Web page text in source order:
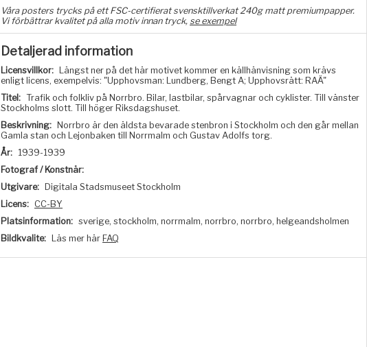
Våra posters trycks på ett FSC-certifierat svensktillverkat 240g matt premiumpapper.
Vi förbättrar kvalitet på alla motiv innan tryck, se exempel
Detaljerad information
Licensvillkor:
Längst ner på det här motivet kommer en källhänvisning som krävs
enligt licens, exempelvis: "Upphovsman: Lundberg, Bengt A; Upphovsrätt: RAÄ"
Titel: Trafik och folkliv på Norrbro. Bilar, lastbilar, spårvagnar och cyklister. Till vänster
Stockholms slott. Till höger Riksdagshuset.
Beskrivning:
Norrbro är den äldsta bevarade stenbron i Stockholm och den går mellan
Gamla stan och Lejonbaken till Norrmalm och Gustav Adolfs torg.
År: 1939-1939
Fotograf / Konstnär:
Utgivare:
Digitala Stadsmuseet Stockholm
Licens: CC-BY
Platsinformation: sverige, stockholm, norrmalm, norrbro, norrbro, helgeandsholmen
Bildkvalite:
Läs mer här FAQ